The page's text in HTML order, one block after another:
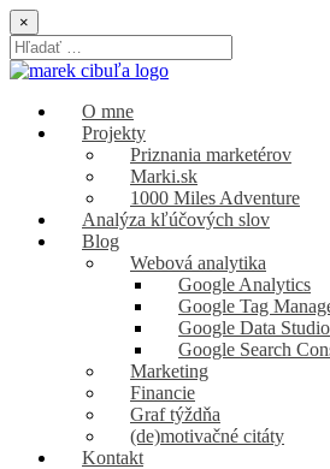
Skip
to
content
×
Search
for:
Marek Cibuľa
marketing | SEO | webová analytika
O mne
Projekty
Priznania marketérov
Marki.sk
1000 Miles Adventure
Analýza kľúčových slov
Blog
Webová analytika
Google Analytics
Google Tag
Google Data Studio
Google Search
Marketing
Financie
Graf týždňa
(de)motivačné citáty
Kontakt